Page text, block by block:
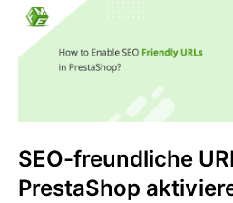
SEO-freundliche
PrestaShop